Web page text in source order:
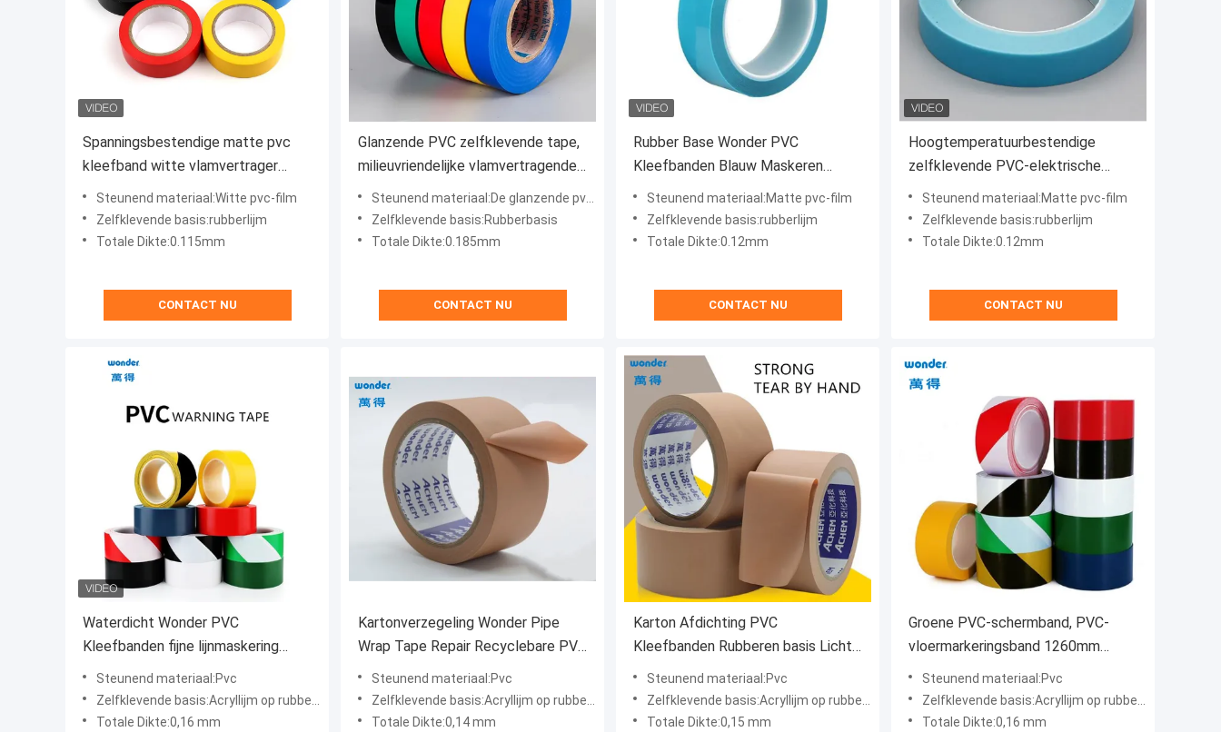
Spanningsbestendige matte pvc
kleefband witte vlamvertrager
koudbestendige
Steunend materiaal:Witte pvc-film
Zelfklevende basis:rubberlijm
Totale Dikte:0.115mm
CONTACT NU
Glanzende PVC zelfklevende tape,
milieuvriendelijke vlamvertragende
isolatieband blauw
Steunend materiaal:De glanzende pvc-Vertrager van de film niet-Vlam
Zelfklevende basis:Rubberbasis
Totale Dikte:0.185mm
CONTACT NU
Rubber Base Wonder PVC
Kleefbanden Blauw Maskeren
Kleefmiddel Hoogtemperatuur
Retardant
Steunend materiaal:Matte pvc-film
Zelfklevende basis:rubberlijm
Totale Dikte:0.12mm
CONTACT NU
Hoogtemperatuurbestendige
zelfklevende PVC-elektrische
isolatieband Blauwe rubberen basis
Steunend materiaal:Matte pvc-film
Zelfklevende basis:rubberlijm
Totale Dikte:0.12mm
CONTACT NU
Waterdicht Wonder PVC
Kleefbanden fijne lijnmaskering
detecteerbaar
Steunend materiaal:Pvc
Zelfklevende basis:Acryllijm op rubberen basis
Totale Dikte:0,16 mm
Kartonverzegeling Wonder Pipe
Wrap Tape Repair Recyclebare PVC
Duct Tape
Steunend materiaal:Pvc
Zelfklevende basis:Acryllijm op rubberen basis
Totale Dikte:0,14 mm
Karton Afdichting PVC
Kleefbanden Rubberen basis Lichte
verpakking
Steunend materiaal:Pvc
Zelfklevende basis:Acryllijm op rubberen basis
Totale Dikte:0,15 mm
Groene PVC-schermband, PVC-
vloermarkeringsband 1260mm
breedte
Steunend materiaal:Pvc
Zelfklevende basis:Acryllijm op rubberen basis
Totale Dikte:0,16 mm